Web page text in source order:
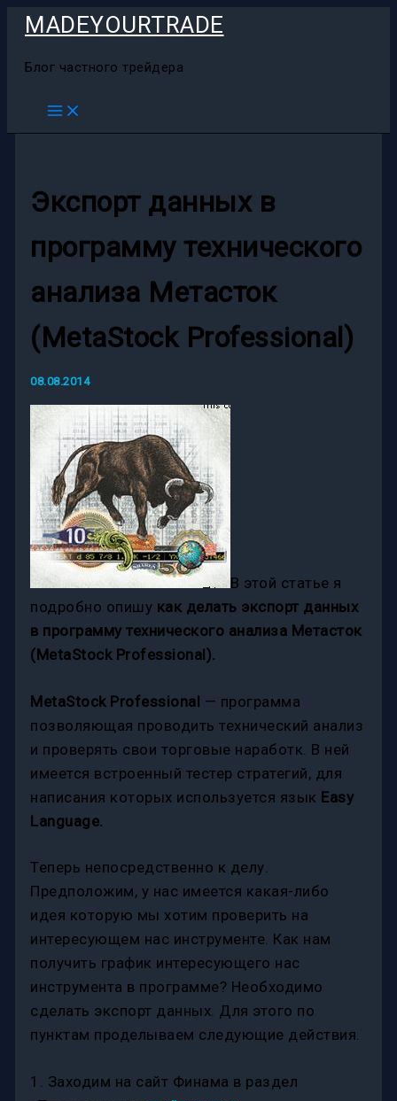
Перейти
содержимому
MADEYOURTRADE
Блог частного трейдера
Экспорт данных в
программу технического
анализа Метасток
(MetaStock Professional)
08.08.2014
В этой статье я
подробно опишу как делать экспорт данных
в программу технического анализа Метасток
(MetaStock Professional).
MetaStock Professional — программа
позволяющая проводить технический анализ
и проверять свои торговые наработк. В ней
имеется встроенный тестер стратегий, для
написания которых используется язык Easy
Language.
Теперь непосредственно к делу.
Предположим, у нас имеется какая-либо
идея которую мы хотим проверить на
интересующем нас инструменте. Как нам
получить график интересующего нас
инструмента в программе? Необходимо
сделать экспорт данных. Для этого по
пунктам проделываем следующие действия.
1. Заходим на сайт Финама в раздел